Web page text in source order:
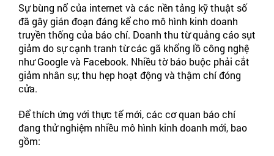
Sự bùng nổ của internet và các nền tảng kỹ thuật số
đã gây gián đoạn đáng kể cho mô hình kinh doanh
truyền thống của báo chí. Doanh thu từ quảng cáo sụt
giảm do sự cạnh tranh từ các gã khổng lồ công nghệ
như Google và Facebook. Nhiều tờ báo buộc phải cắt
giảm nhân sự, thu hẹp hoạt động và thậm chí đóng
cửa.
Để thích ứng với thực tế mới, các cơ quan báo chí
đang thử nghiệm nhiều mô hình kinh doanh mới, bao
gồm: